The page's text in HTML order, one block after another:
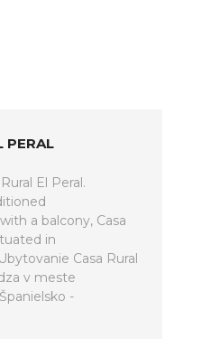
PERAL
El Peral.
a balcony, Casa
in
Casa Rural
v meste
-